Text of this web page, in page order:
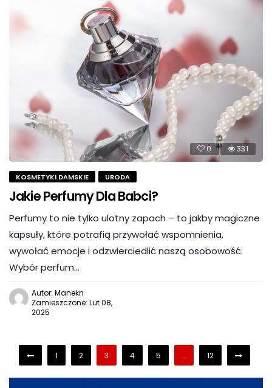
0 331
KOSMETYKI DAMSKIE URODA
Jakie Perfumy Dla Babci?
Perfumy to nie tylko ulotny zapach – to jakby magiczne
kapsuły, które potrafią przywołać wspomnienia,
wywołać emocje i odzwierciedlić naszą osobowość.
Wybór perfum…
Autor: Manekn
Zamieszczone: Lut 08,
2025
1 2 3 4 5 … 12